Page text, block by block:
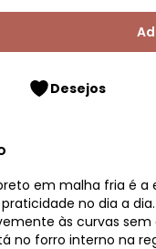
Desejos
em malha fria é
no dia a
às curvas
no forro interno na